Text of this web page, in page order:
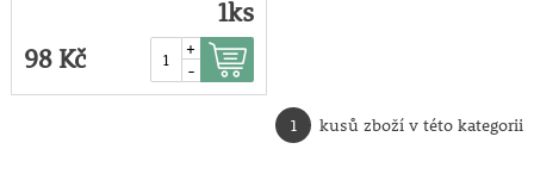
1ks
98 Kč
+
-
1 kusů zboží v této kategorii